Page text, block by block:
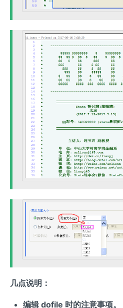
几点说明：
编辑 dofile 时的注意事项。